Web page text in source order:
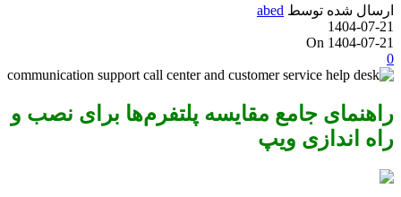
ارسال شده توسط abed
1404-07-21
On 1404-07-21
0
راهنمای جامع مقایسه پلتفرم‌ها برای نصب و
راه اندازی ویپ